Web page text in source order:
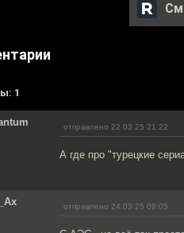
1
отправлено 22.03.25 21:22
А где про "турецкие
отправлено 24.03.25 09:05